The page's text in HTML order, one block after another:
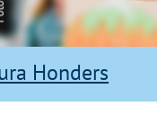
Dit artikel gaat
hoe het werkt en
Ook zoomt het in